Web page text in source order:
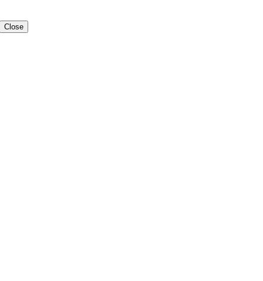
Close